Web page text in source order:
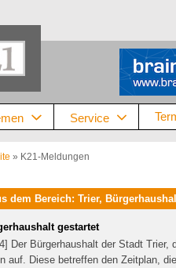
Service
» K21-Meldungen
dem Bereich: Trier,
gestartet
Der Bürgerhaushalt der Stadt
auf. Diese betreffen den Zeitplan,